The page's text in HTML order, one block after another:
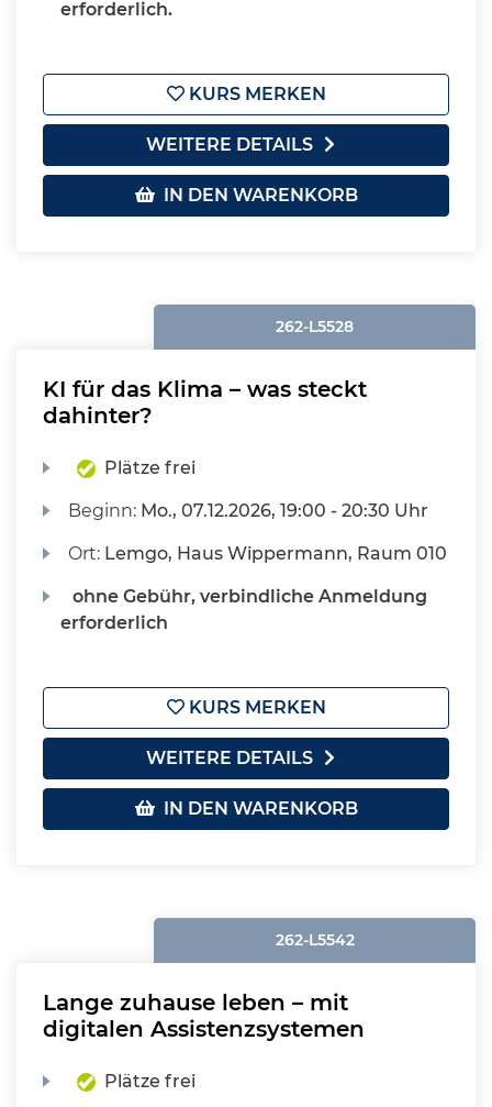
erforderlich.
KURS MERKEN
WEITERE DETAILS
IN DEN WARENKORB
262-L5528
KI für das Klima – was steckt
dahinter?
Plätze frei
Beginn: Mo., 07.12.2026, 19:00 - 20:30 Uhr
Ort: Lemgo, Haus Wippermann, Raum 010
ohne Gebühr, verbindliche Anmeldung
erforderlich
KURS MERKEN
WEITERE DETAILS
IN DEN WARENKORB
262-L5542
Lange zuhause leben – mit
digitalen Assistenzsystemen
Plätze frei